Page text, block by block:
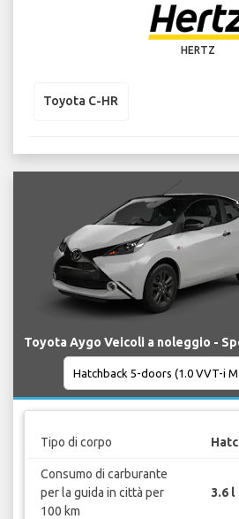
HERTZ
Toyota C-HR
Toyota Aygo Veicoli a noleggio -
Tipo di corpo
Consumo di carburante
per la guida in città per
100 km
3.6 l